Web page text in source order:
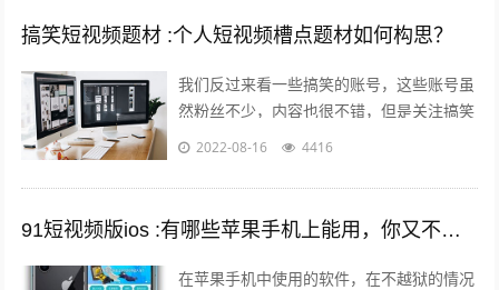
搞笑短视频题材 :个人短视频槽点题材如何构思？
我们反过来看一些搞笑的账号，这些账号虽
然粉丝不少，内容也很不错，但是关注搞笑
账号的用户，大多数都是为了开心的，所以
2022-08-16 4416
91短视频版ios :有哪些苹果手机上能用，你又不愿意让人知道的好用的app呢？
在苹果手机中使用的软件，在不越狱的情况